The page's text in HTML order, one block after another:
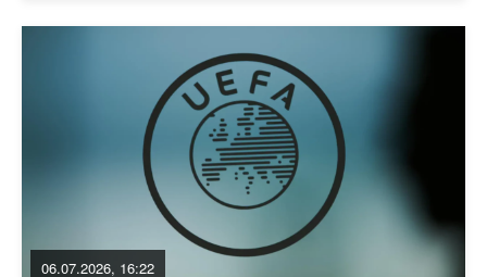
06.07.2026, 16:22